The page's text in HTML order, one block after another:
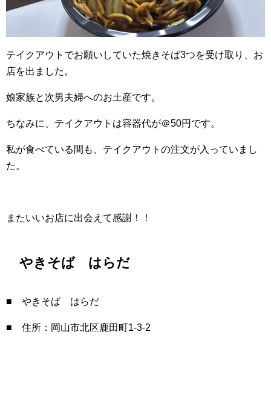
テイクアウトでお願いしていた焼きそば3つを受け取り、お
店を出ました。
娘家族と次男夫婦へのお土産です。
ちなみに、テイクアウトは容器代が＠50円です。
私が食べている間も、テイクアウトの注文が入っていまし
た。
またいいお店に出会えて感謝！！
やきそば はらだ
■ やきそば はらだ
■ 住所：岡山市北区鹿田町1-3-2